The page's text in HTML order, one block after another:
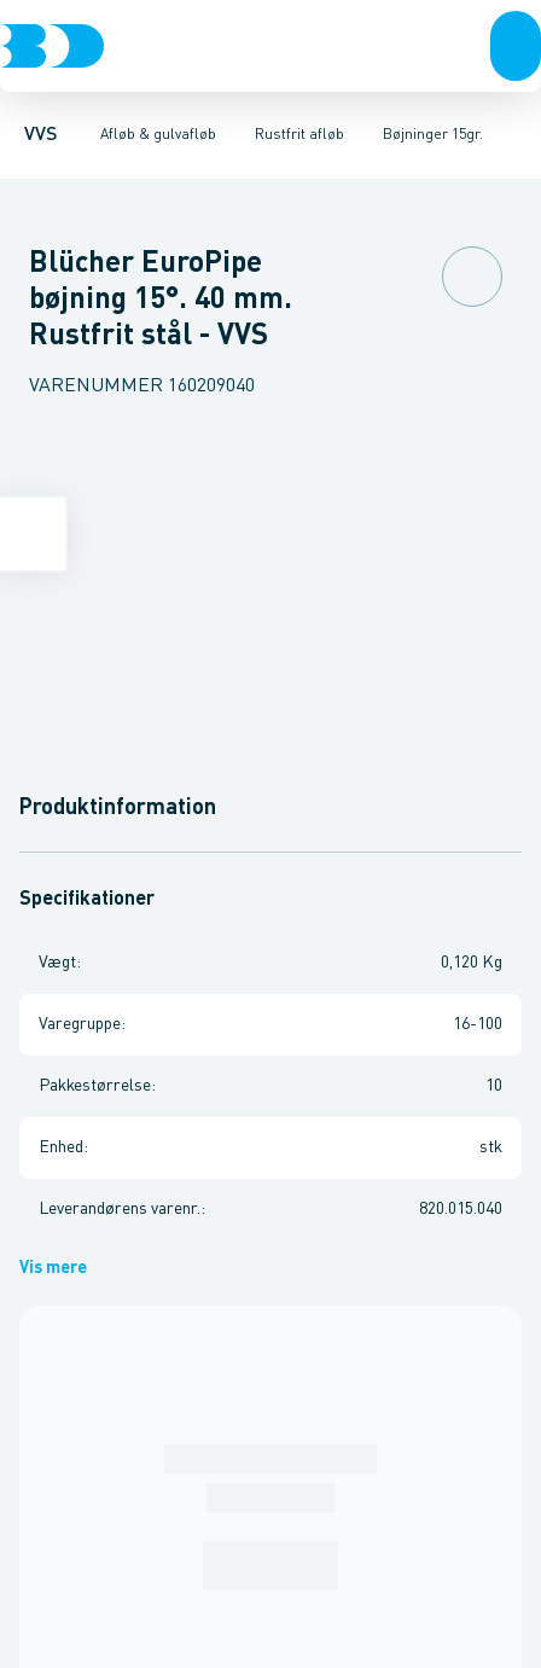
VVS Afløb & gulvafløb
Rør & fittings Pressfittings & rørKuglehaner & ventiler
Rustfrit afløb
Gulvafløb rustfriGulvafløb plastBaderumsrenderVandlåse &
Bøjninger 15gr.
RørBøjninger 87,5gr.Bøjninger 68gr.Bøjninger 45gr. Bøjninger
Blücher EuroPipe
bøjning 15°. 40 mm.
Rustfrit stål - VVS
VARENUMMER 160209040
Produktinformation
Specifikationer
Vægt: 0,120 Kg
Varegruppe: 16-100
Pakkestørrelse: 10
Enhed : stk
Leverandørens varenr. : 820.015.040
Vis mere